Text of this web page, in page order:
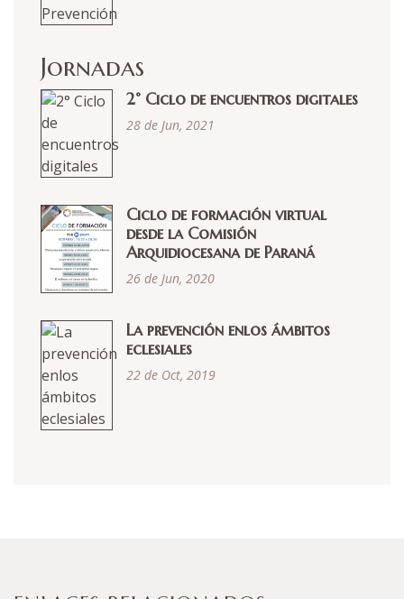
Jornadas
2° Ciclo de encuentros digitales
28 de Jun, 2021
Ciclo de formación virtual
desde la Comisión
Arquidiocesana de Paraná
26 de Jun, 2020
La prevención enlos ámbitos
eclesiales
22 de Oct, 2019